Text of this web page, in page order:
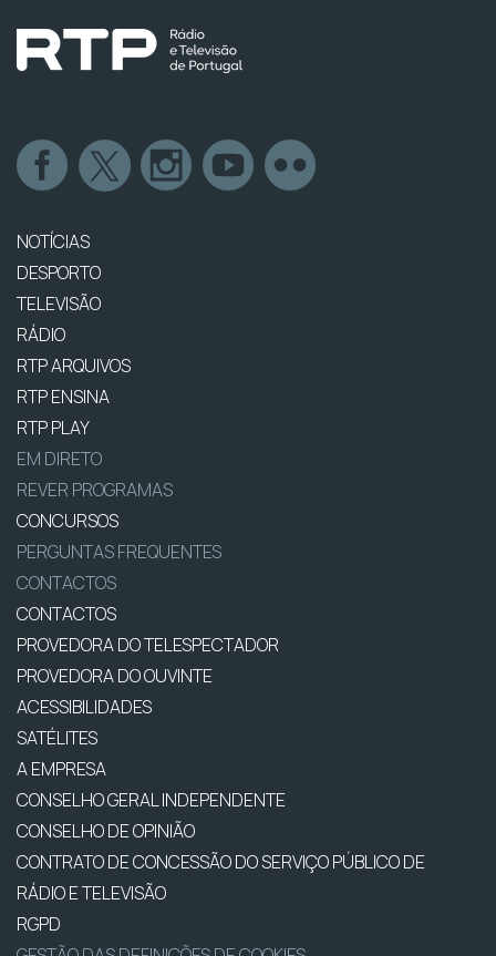
NOTÍCIAS
DESPORTO
TELEVISÃO
RÁDIO
RTP ARQUIVOS
RTP ENSINA
RTP PLAY
EM DIRETO
REVER PROGRAMAS
CONCURSOS
PERGUNTAS FREQUENTES
CONTACTOS
CONTACTOS
PROVEDORA DO TELESPECTADOR
PROVEDORA DO OUVINTE
ACESSIBILIDADES
SATÉLITES
A EMPRESA
CONSELHO GERAL INDEPENDENTE
CONSELHO DE OPINIÃO
CONTRATO DE CONCESSÃO DO SERVIÇO PÚBLICO DE
RÁDIO E TELEVISÃO
RGPD